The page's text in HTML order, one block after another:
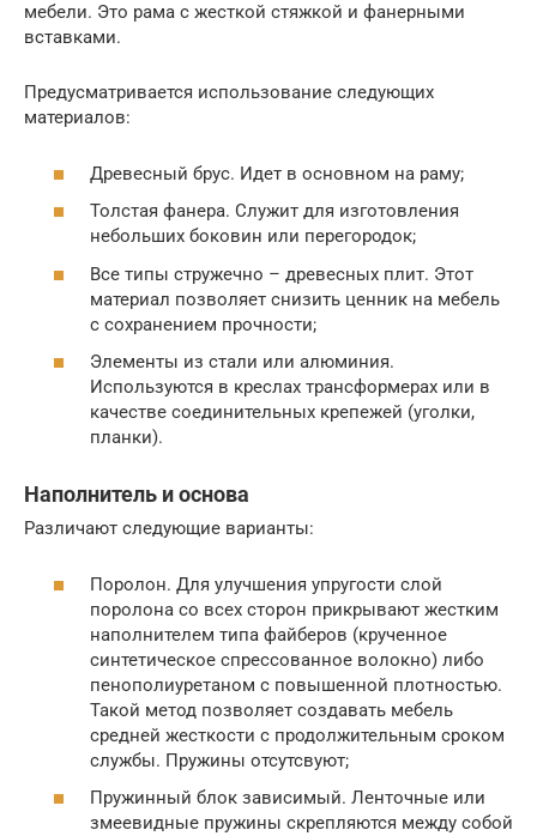
мебели. Это рама с жесткой стяжкой и фанерными
вставками.
Предусматривается использование следующих
материалов:
Древесный брус. Идет в основном на раму;
Толстая фанера. Служит для изготовления
небольших боковин или перегородок;
Все типы стружечно – древесных плит. Этот
материал позволяет снизить ценник на мебель
с сохранением прочности;
Элементы из стали или алюминия.
Используются в креслах трансформерах или в
качестве соединительных крепежей (уголки,
планки).
Наполнитель и основа
Различают следующие варианты:
Поролон. Для улучшения упругости слой
поролона со всех сторон прикрывают жестким
наполнителем типа файберов (крученное
синтетическое спрессованное волокно) либо
пенополиуретаном с повышенной плотностью.
Такой метод позволяет создавать мебель
средней жесткости с продолжительным сроком
службы. Пружины отсутсвуют;
Пружинный блок зависимый. Ленточные или
змеевидные пружины скрепляются между собой